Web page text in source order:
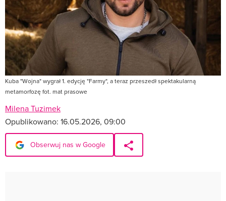
Kuba "Wojna" wygrał 1. edycję "Farmy", a teraz przeszedł spektakularną
metamorfozę fot. mat prasowe
Milena Tuzimek
Opublikowano: 16.05.2026, 09:00
Obserwuj nas w Google